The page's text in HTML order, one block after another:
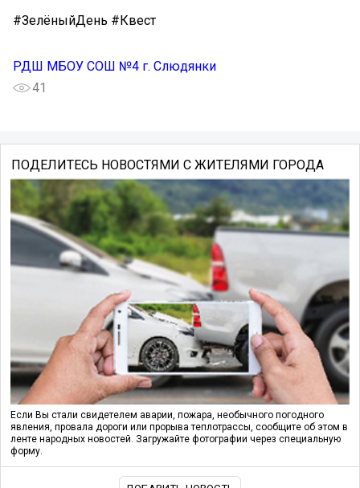
#ЗелёныйДень #Квест
РДШ МБОУ СОШ №4 г. Слюдянки
41
ПОДЕЛИТЕСЬ НОВОСТЯМИ С ЖИТЕЛЯМИ ГОРОДА
Если Вы стали свидетелем аварии, пожара, необычного погодного
явления, провала дороги или прорыва теплотрассы, сообщите об этом в
ленте народных новостей. Загружайте фотографии через специальную
форму.